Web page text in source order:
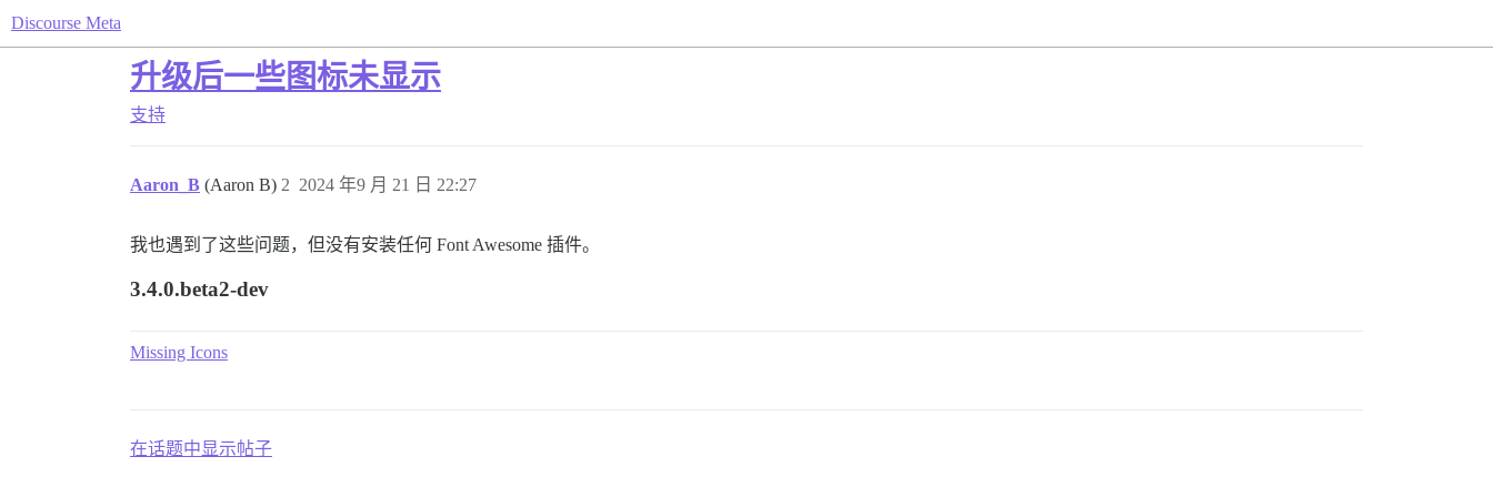
Discourse Meta
升级后一些图标未显示
支持
Aaron_B (Aaron B) 2024 年9 月 21 日 22:27
2
我也遇到了这些问题，但没有安装任何 Font Awesome 插件。
3.4.0.beta2-dev
Missing Icons
在话题中显示帖子